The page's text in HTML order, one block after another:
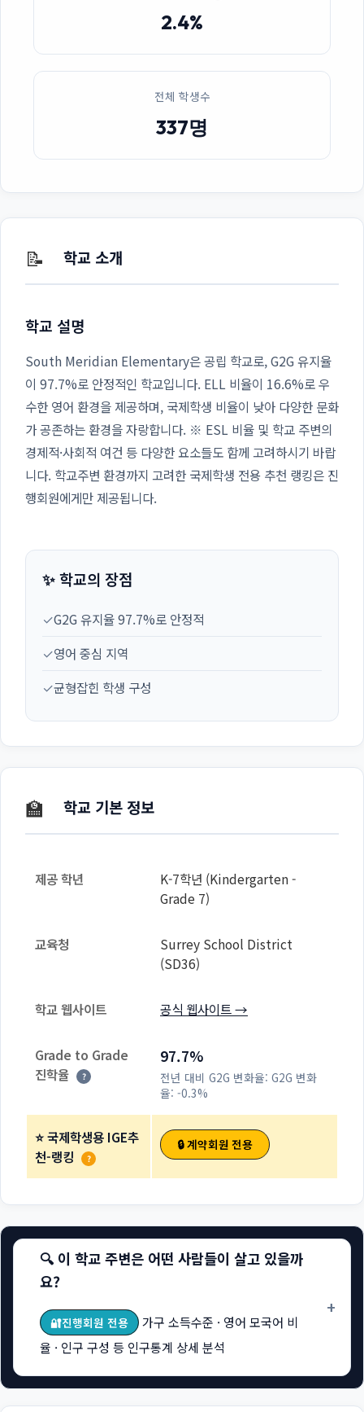
2.4%
전체 학생수
337명
📝 학교 소개
학교 설명
South Meridian Elementary은 공립 학교로, G2G 유지율
이 97.7%로 안정적인 학교입니다. ELL 비율이 16.6%로 우
수한 영어 환경을 제공하며, 국제학생 비율이 낮아 다양한 문화
가 공존하는 환경을 자랑합니다. ※ ESL 비율 및 학교 주변의
경제적·사회적 여건 등 다양한 요소들도 함께 고려하시기 바랍
니다. 학교주변 환경까지 고려한 국제학생 전용 추천 랭킹은 진
행회원에게만 제공됩니다.
✨ 학교의 장점
✓G2G 유지율 97.7%로 안정적
✓영어 중심 지역
✓균형잡힌 학생 구성
🏫 학교 기본 정보
제공 학년
K-7학년 (Kindergarten -
Grade 7)
교육청
Surrey School District
(SD36)
학교 웹사이트 공식 웹사이트 →
Grade to Grade
진학율
?
97.7%
전년 대비 G2G 변화율: G2G 변화
율: -0.3%
⭐ 국제학생용 IGE추
천-랭킹
?
🔒 계약회원 전용
🔍 이 학교 주변은 어떤 사람들이 살고 있을까
요?
🔐진행회원 전용
가구 소득수준 · 영어 모국어 비
율 · 인구 구성 등 인구통계 상세 분석
+